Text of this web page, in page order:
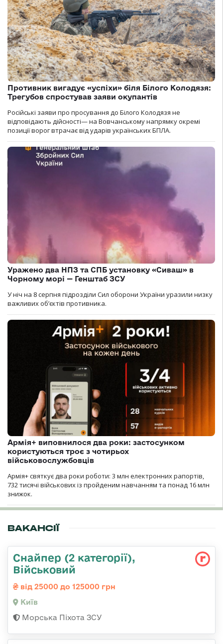
Противник вигадує «успіхи» біля Білого Колодязя:
Трегубов спростував заяви окупантів
Російські заяви про просування до Білого Колодязя не
відповідають дійсності— на Вовчанському напрямку окремі
позиції ворог втрачає від ударів українських БПЛА.
Уражено два НПЗ та СПБ установку «Сиваш» в
Чорному морі — Генштаб ЗСУ
У ніч на 8 серпня підрозділи Сил оборони України уразили низку
важливих об’єктів противника.
Армія+ виповнилося два роки: застосунком
користуються троє з чотирьох
військовослужбовців
Армія+ святкує два роки роботи: 3 млн електронних рапортів,
732 тисячі військових із пройденим навчанням та понад 16 млн
знижок.
ВАКАНСІЇ
Снайпер (2 категорії),
Військовий
від 25000 до 125000 грн
Київ
Морська Піхота ЗСУ